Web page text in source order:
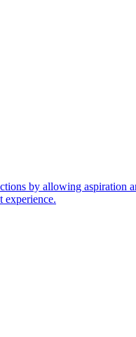
by allowing aspiration
experience.